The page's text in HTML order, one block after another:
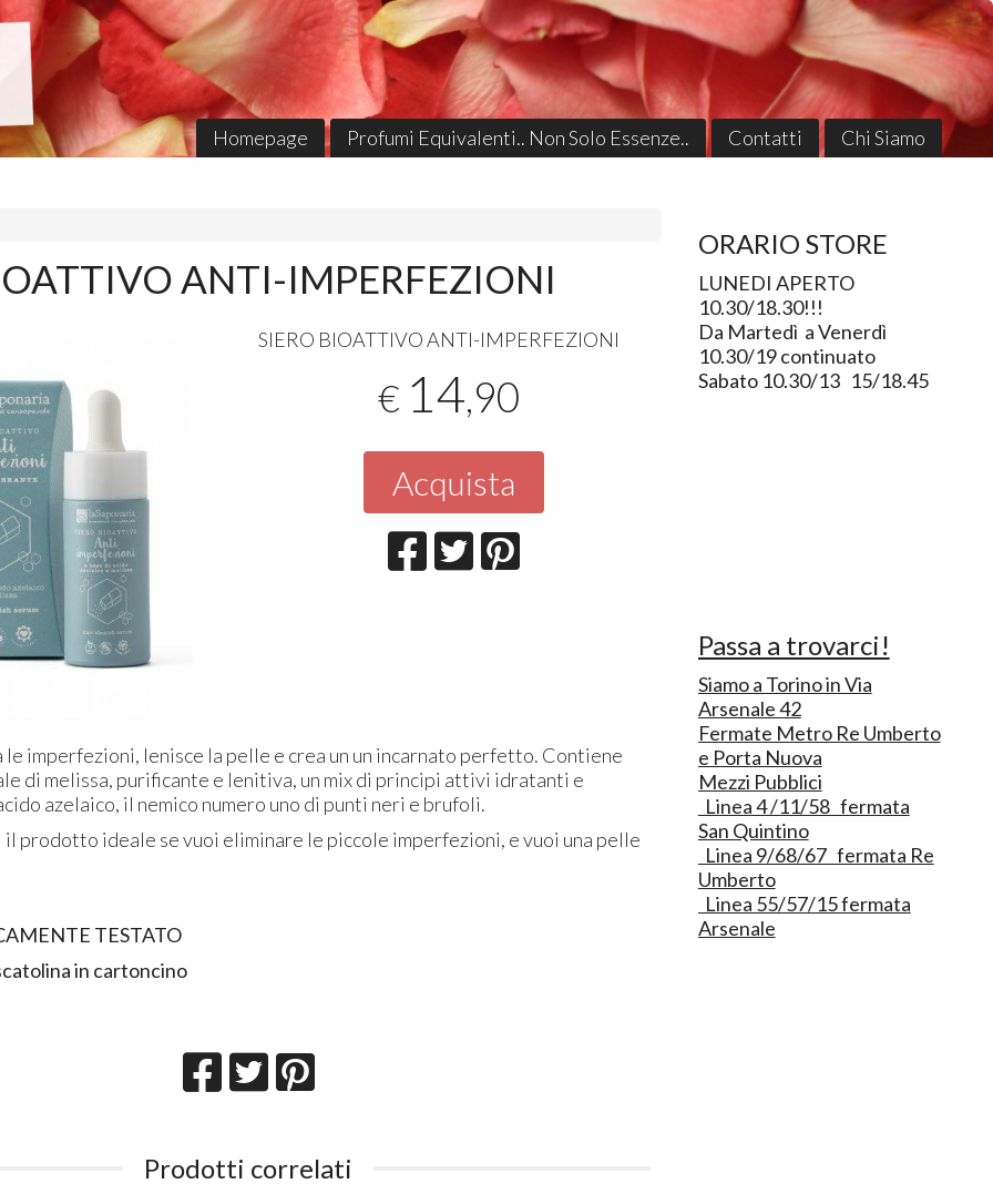
Homepage Profumi Equivalenti.. Non Solo Essenze.. Contatti Chi Siamo
ANTI-IMPERFEZIONI
SIERO BIOATTIVOANTI-IMPERFEZIONI
€ 14,90
Acquista
le imperfezioni, lenisce la pelle e crea un un incarnato perfetto. Contiene
di melissa, purificante e lenitiva, un mix di principi attivi idratanti e
azelaico, il nemico numero uno di punti neri e brufoli.
il prodotto ideale se vuoi eliminare le piccole imperfezioni, e vuoi una pelle
TESTATO
in cartoncino
Prodotti correlati
ORARIO STORE
LUNEDI APERTO
10.30/18.30!!!
Da Martedì a Venerdì
10.30/19 continuato
Sabato 10.30/13 15/18.45
Passa a trovarci!
Siamo a Torino in Via
Arsenale 42
Fermate Metro Re Umberto
e Porta Nuova
Mezzi Pubblici
Linea 4 /11/58 fermata
San Quintino
Linea 9/68/67 fermata Re
Umberto
Linea 55/57/15 fermata
Arsenale